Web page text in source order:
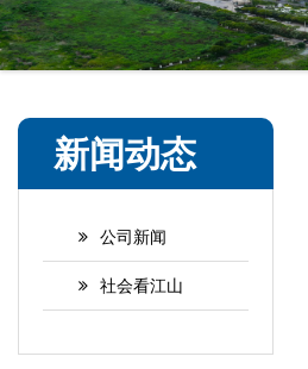
新闻动态
公司新闻
社会看江山